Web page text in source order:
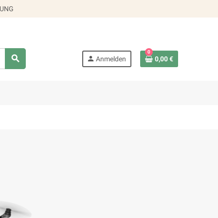
search person Anmelden
0
0,00 €